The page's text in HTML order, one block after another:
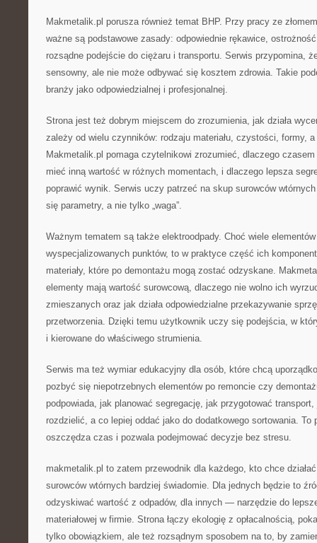
Makmetalik.pl porusza również temat BHP. Przy pracy ze
ważne są podstawowe zasady: odpowiednie rękawice,
rozsądne podejście do ciężaru i transportu. Serwis przypomina,
sensowny, ale nie może odbywać się kosztem zdrowia. Takie
branży jako odpowiedzialnej i profesjonalnej.
Strona jest też dobrym miejscem do zrozumienia, jak działa
zależy od wielu czynników: rodzaju materiału, czystości, formy,
Makmetalik.pl pomaga czytelnikowi zrozumieć, dlaczego
mieć inną wartość w różnych momentach, i dlaczego lepsza
poprawić wynik. Serwis uczy patrzeć na skup surowców
się parametry, a nie tylko „waga”.
Ważnym tematem są także elektroodpady. Choć wiele
wyspecjalizowanych punktów, to w praktyce część ich
materiały, które po demontażu mogą zostać odzyskane.
elementy mają wartość surowcową, dlaczego nie wolno ich
zmieszanych oraz jak działa odpowiedzialne przekazywanie
przetworzenia. Dzięki temu użytkownik uczy się podejścia, w
i kierowane do właściwego strumienia.
Serwis ma też wymiar edukacyjny dla osób, które chcą
pozbyć się niepotrzebnych elementów po remoncie czy
podpowiada, jak planować segregację, jak przygotować
rozdzielić, a co lepiej oddać jako do dodatkowego sortowania. To
oszczędza czas i pozwala podejmować decyzje bez stresu.
makmetalik.pl to zatem przewodnik dla każdego, kto chce
surowców wtórnych bardziej świadomie. Dla jednych będzie to
odzyskiwać wartość z odpadów, dla innych — narzędzie do
materiałowej w firmie. Strona łączy ekologię z opłacalnością,
tylko obowiązkiem, ale też rozsądnym sposobem na to, by